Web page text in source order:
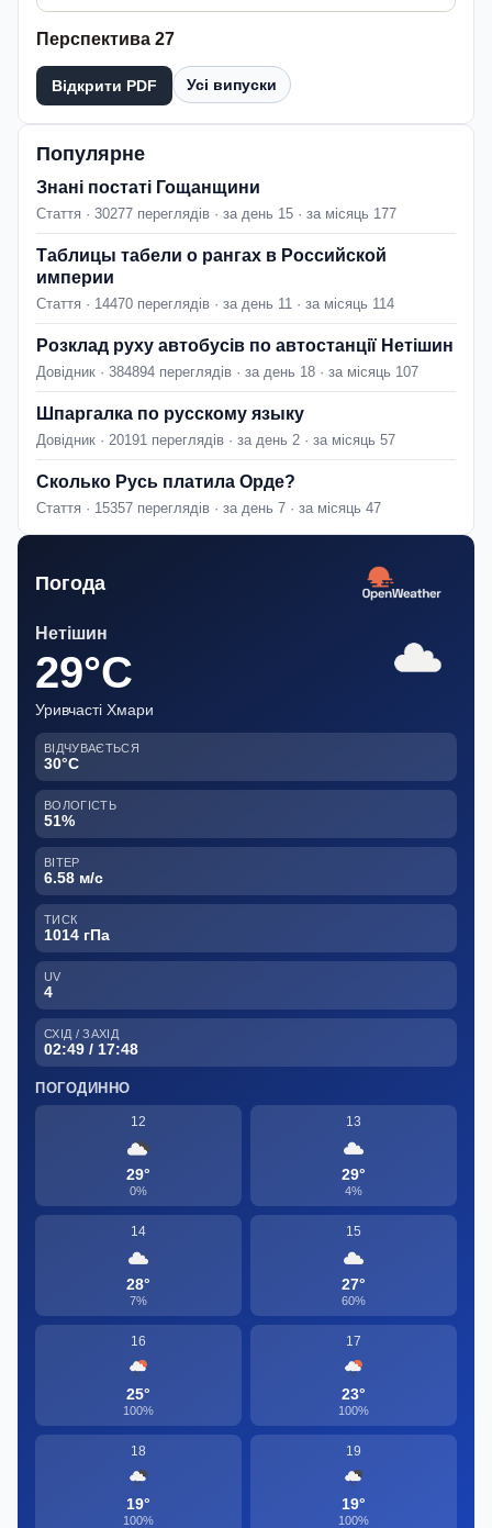
Перспектива 27
Відкрити PDF Усі випуски
Популярне
Знані постаті Гощанщини
Стаття · 30277 переглядів · за день 15 · за місяць 177
Таблицы табели о рангах в Российской
империи
Стаття · 14470 переглядів · за день 11 · за місяць 114
Розклад руху автобусів по автостанції Нетішин
Довідник · 384894 переглядів · за день 18 · за місяць 107
Шпаргалка по русскому языку
Довідник · 20191 переглядів · за день 2 · за місяць 57
Сколько Русь платила Орде?
Стаття · 15357 переглядів · за день 7 · за місяць 47
Погода
Нетішин
29°C
Уривчасті Хмари
ВІДЧУВАЄТЬСЯ
30°C
ВОЛОГІСТЬ
51%
ВІТЕР
6.58 м/с
ТИСК
1014 гПа
UV
4
СХІД / ЗАХІД
02:49 / 17:48
ПОГОДИННО
12
29°
0%
13
29°
4%
14
28°
7%
15
27°
60%
16
25°
100%
17
23°
100%
18
19°
100%
19
19°
100%